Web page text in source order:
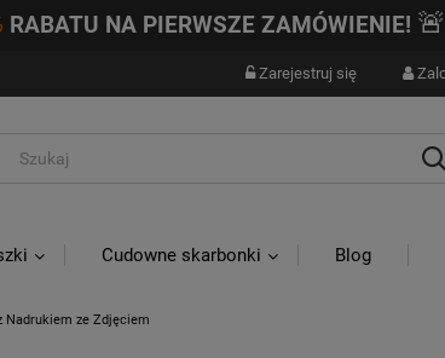
RABATU NA PIERWSZE ZAMÓWIENIE! 🚨
Zarejestruj się
Cudowne skarbonki Blog
Nadrukiem ze Zdjęciem